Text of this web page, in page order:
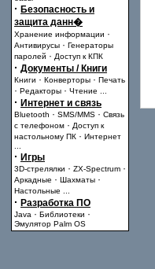
· Безопасность и
защита данн�
Хранение информации ·
Антивирусы · Генераторы
паролей · Доступ к КПК
· Документы / Книги
Книги · Конверторы · Печать
· Редакторы · Чтение
· Интернет и связь
Bluetooth · SMS/MMS · Связь
с телефоном · Доступ к
настольному ПК · Интернет
· Игры
3D-стрелялки · ZX-Spectrum ·
Аркадные · Шахматы ·
Настольные
· Разработка ПО
Java · Библиотеки ·
Эмулятор Palm OS